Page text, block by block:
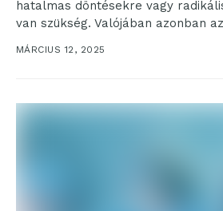
hatalmas döntésekre vagy
van szükség. Valójában azonban
MÁRCIUS 12, 2025